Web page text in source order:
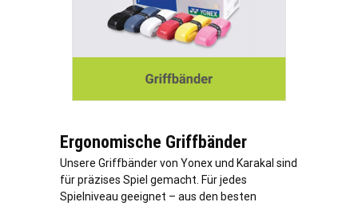
Ergonomische Griffbänder
Unsere Griffbänder von Yonex und Karakal sind
für präzises Spiel gemacht. Für jedes
Spielniveau geeignet – aus den besten